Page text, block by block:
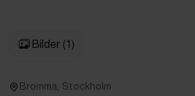
Bilder (1)
Bromma, Stockholm